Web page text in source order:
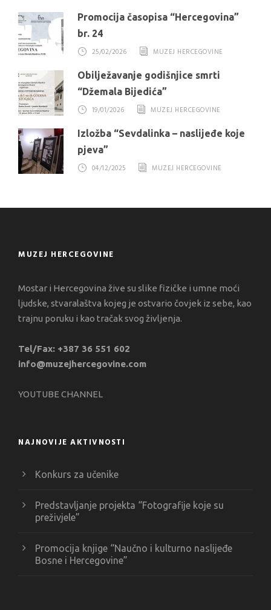
Promocija časopisa “Hercegovina”
br. 24
25/02/2026
MUZEJ HERCEGOVINE
Obilježavanje godišnjice smrti
“Džemala Bijedića”
19/01/2026
MUZEJ HERCEGOVINE
Izložba “Sevdalinka – naslijeđe koje
pjeva”
04/12/2025
MUZEJ HERCEGOVINE
MUZEJ HERCEGOVINE
Mostar i Hercegovina žive su slike fizičke i umne moći
ljudske, stvaralaštva kojeg je ostvario čovjek iz sebe, kao
trajnu poruku i kao tračak svog življenja.
Tel/Fax: +387 36 551 602
info@muzejhercegovine.com
YOUTUBE CHANNEL
NAJNOVIJE AKTIVNOSTI
Konkurs za učenike
Predstavljanje projekta “Fotografije koje su
preživjele”
Promocija knjige “Naučno i kulturno naslijeđe
Bosne i Hercegovine”